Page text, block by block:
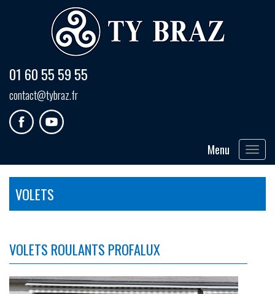
01 60 55 59 55
contact@tybraz.fr
Toggle
Menu
VOLETS
VOLETS ROULANTS PROFALUX